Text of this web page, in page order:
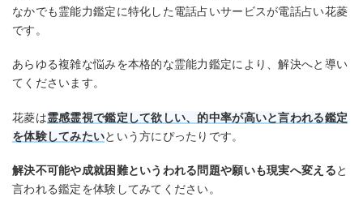
なかでも霊能力鑑定に特化した電話占いサービスが電話占い花菱
です。
あらゆる複雑な悩みを本格的な霊能力鑑定により、解決へと導い
てくださいます。
花菱は霊感霊視で鑑定して欲しい、的中率が高いと言われる鑑定
を体験してみたいという方にぴったりです。
解決不可能や成就困難というわれる問題や願いも現実へ変えると
言われる鑑定を体験してみてください。